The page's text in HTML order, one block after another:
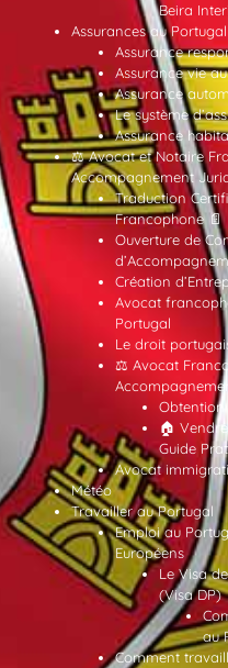
Beira
Assurances au Portugal
Assurance
Assurance vie
Assurance
Le système
Assurance
⚖️ Avocat et Notaire
Accompagnement
Traduction
Francophone 📄
Ouverture de
Création
Avocat
Portugal
Le droit
⚖️ Avocat
Obtention
🏠
Guide
Avocat
Météo
Travailler au Portugal
Emploi au
Européens
Le Visa
(Visa DP)
au
Comment